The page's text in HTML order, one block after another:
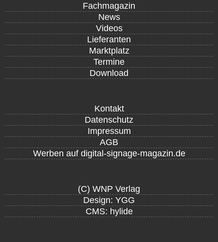
Fachmagazin
News
Videos
Lieferanten
Marktplatz
Termine
Download
Kontakt
Datenschutz
Impressum
AGB
Werben auf digital-signage-magazin.de
(C) WNP Verlag
Design: YGG
CMS: hylide